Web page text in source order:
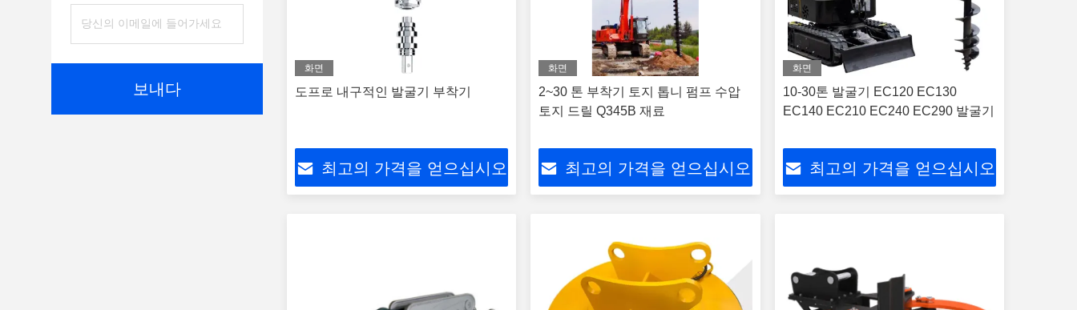
보내다
화면
도프로 내구적인 발굴기 부착기
최고의 가격을 얻으십시오
화면
2~30 톤 부착기 토지 톱니 펌프 수압
토지 드릴 Q345B 재료
최고의 가격을 얻으십시오
화면
10-30톤 발굴기 EC120 EC130
EC140 EC210 EC240 EC290 발굴기
최고의 가격을 얻으십시오